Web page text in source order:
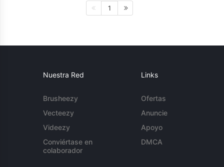
1
Nuestra Red
Brusheezy
Vecteezy
Videezy
Conviértase en
colaborador
Links
Ofertas
Anuncie
Apoyo
DMCA